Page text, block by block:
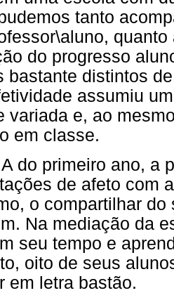
tanto
do progresso
bastante distintos
assumiu
variada e, ao
em classe.
do primeiro ano, a
de afeto com
o compartilhar
Na mediação da
seu tempo e
oito de seus
em letra bastão.